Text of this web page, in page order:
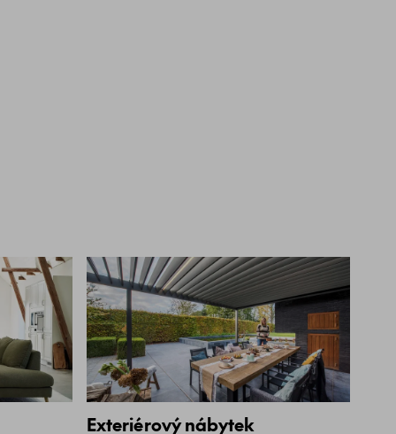
Exteriérový nábytek